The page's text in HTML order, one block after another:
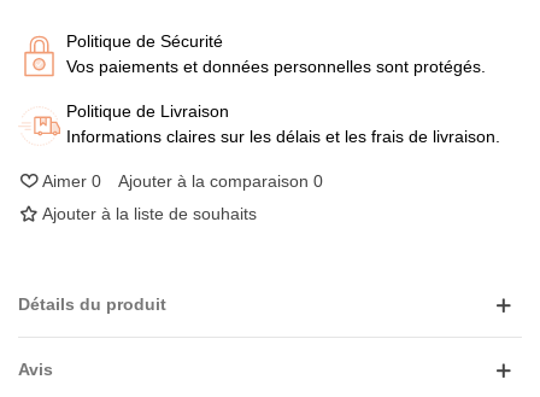
Politique de Sécurité
Vos paiements et données personnelles sont protégés.
Politique de Livraison
Informations claires sur les délais et les frais de livraison.
Aimer 0 Ajouter à la comparaison 0
Ajouter à la liste de souhaits
Détails du produit
Avis